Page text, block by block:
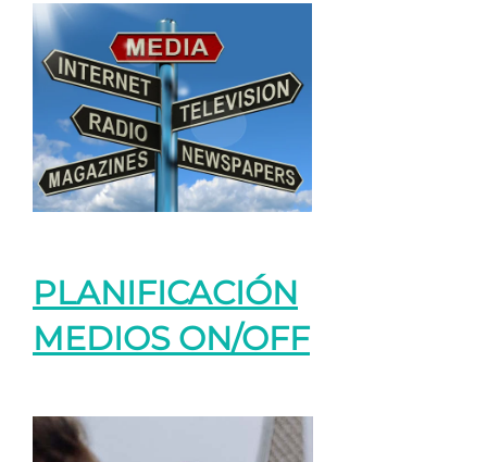
PLANIFICACIÓN
MEDIOS ON/OFF